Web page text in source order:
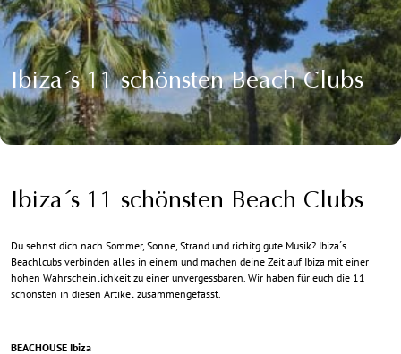
Ibiza´s 11 schönsten Beach Clubs
Ibiza´s 11 schönsten Beach Clubs
Du sehnst dich nach Sommer, Sonne, Strand und richitg gute Musik? Ibiza´s
Beachlcubs verbinden alles in einem und machen deine Zeit auf Ibiza mit einer
hohen Wahrscheinlichkeit zu einer unvergessbaren. Wir haben für euch die 11
schönsten in diesen Artikel zusammengefasst.
BEACHOUSE Ibiza